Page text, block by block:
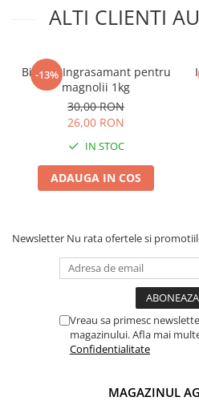
Discuri debitare
Diverse
Feronerie si accesorii
Fierastraie manuale
Fire motocoasa
Flexuri si Polizoare
Gresor / Decalimetru
Lama motofierastrau / drujba
Lant motofierastrau / drujba
Masca de sudura & accesori
Motocoasa
ALTI CLIENTI
-13%
Biopon Ingrasamant pentru
magnolii 1kg
30,00 RON
26,00 RON
IN STOC
ADAUGA IN COS
Newsletter Nu rata ofertele si
Vreau sa primesc
magazinului. Afla mai
Confidentialitate
MAGAZINUL